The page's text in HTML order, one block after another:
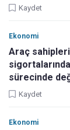
Kaydet
Ekonomi
Araç
sürecinde
Kaydet
Ekonomi